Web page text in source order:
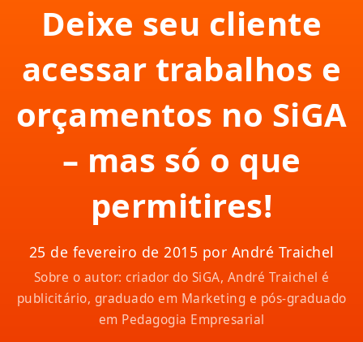
Deixe seu cliente
acessar trabalhos e
orçamentos no SiGA
– mas só o que
permitires!
25 de fevereiro de 2015 por André Traichel
Sobre o autor: criador do SiGA, André Traichel é
publicitário, graduado em Marketing e pós-graduado
em Pedagogia Empresarial